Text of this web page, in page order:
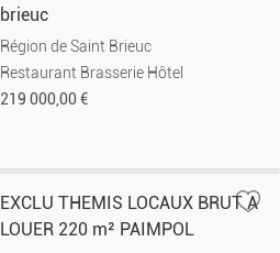
brieuc
Région de Saint Brieuc
Restaurant Brasserie Hôtel
219 000,00 €
EXCLU THEMIS LOCAUX BRUT A
LOUER 220 m² PAIMPOL